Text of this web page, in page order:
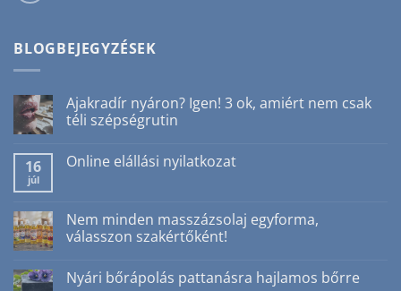
BLOGBEJEGYZÉSEK
Ajakradír nyáron? Igen! 3 ok, amiért nem csak
téli szépségrutin
a(z)
ok,
amiért
nem
szépségrutin
16
júl
Online elállási nyilatkozat
Online
elállási
nyilatkozat
Nem minden masszázsolaj egyforma,
válasszon szakértőként!
a(z)
Nyári bőrápolás pattanásra hajlamos bőrre